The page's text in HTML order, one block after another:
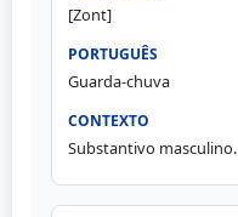
[Zont]
Guarda-chuva
Substantivo masculino.